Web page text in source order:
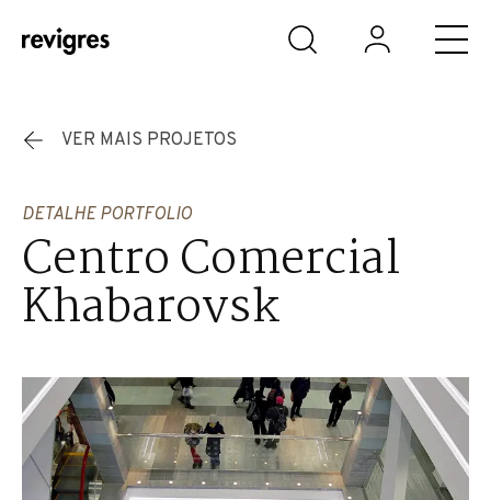
Saltar para o conteúdo principal
VER MAIS PROJETOS
DETALHE PORTFOLIO
Centro Comercial
Khabarovsk